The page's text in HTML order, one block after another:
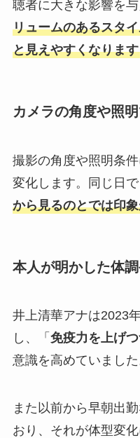
聴者に大きな影響を
リュームのあるスタ
と見えやすくなります
カメラの角度や照
撮影の角度や照明条
変化します。同じ日で
から見るのとでは印
本人が明かした体
井上清華アナは2023
し、「 免疫力を上げ
意識を高めていました
また以前から早朝出
おり、それが体型変